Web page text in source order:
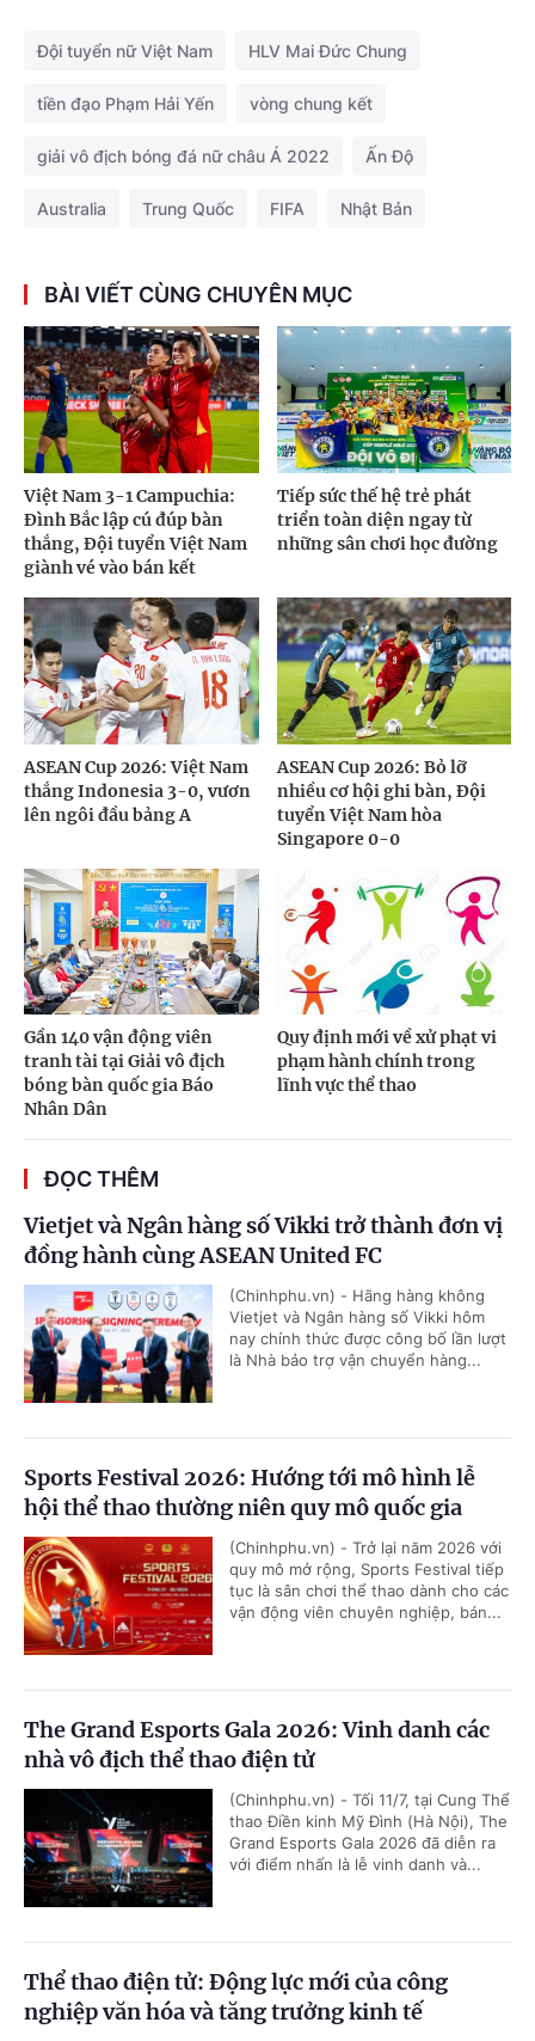
Đội tuyển nữ Việt Nam HLV Mai Đức Chung
tiền đạo Phạm Hải Yến vòng chung kết
giải vô địch bóng đá nữ châu Á 2022 Ấn Độ
Australia Trung Quốc FIFA Nhật Bản
BÀI VIẾT CÙNG CHUYÊN MỤC
Việt Nam 3-1 Campuchia:
Đình Bắc lập cú đúp bàn
thắng, Đội tuyển Việt Nam
giành vé vào bán kết
Tiếp sức thế hệ trẻ phát
triển toàn diện ngay từ
những sân chơi học đường
ASEAN Cup 2026: Việt Nam
thắng Indonesia 3-0, vươn
lên ngôi đầu bảng A
ASEAN Cup 2026: Bỏ lỡ
nhiều cơ hội ghi bàn, Đội
tuyển Việt Nam hòa
Singapore 0-0
Gần 140 vận động viên
tranh tài tại Giải vô địch
bóng bàn quốc gia Báo
Nhân Dân
Quy định mới về xử phạt vi
phạm hành chính trong
lĩnh vực thể thao
ĐỌC THÊM
Vietjet và Ngân hàng số Vikki trở thành đơn vị
đồng hành cùng ASEAN United FC
(Chinhphu.vn) - Hãng hàng không
Vietjet và Ngân hàng số Vikki hôm
nay chính thức được công bố lần lượt
là Nhà bảo trợ vận chuyển hàng...
Sports Festival 2026: Hướng tới mô hình lễ
hội thể thao thường niên quy mô quốc gia
(Chinhphu.vn) - Trở lại năm 2026 với
quy mô mở rộng, Sports Festival tiếp
tục là sân chơi thể thao dành cho các
vận động viên chuyên nghiệp, bán...
The Grand Esports Gala 2026: Vinh danh các
nhà vô địch thể thao điện tử
(Chinhphu.vn) - Tối 11/7, tại Cung Thể
thao Điền kinh Mỹ Đình (Hà Nội), The
Grand Esports Gala 2026 đã diễn ra
với điểm nhấn là lễ vinh danh và...
Thể thao điện tử: Động lực mới của công
nghiệp văn hóa và tăng trưởng kinh tế